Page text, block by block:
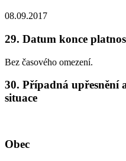
08.09.2017
29. Datum konce
Bez časového omezení.
30. Případná upřesnění
situace
Obec